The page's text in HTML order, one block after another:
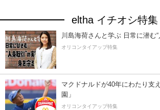
eltha イチオシ特集
川島海荷さんと学ぶ 日常に潜む
オリコンタイアップ特集
マクドナルドが40年にわたり支
園」
オリコンタイアップ特集